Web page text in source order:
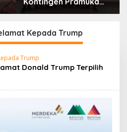
Hangat Wakil Wali
Kota
Kepada Trump
Trump
Donald Trump Terpilih